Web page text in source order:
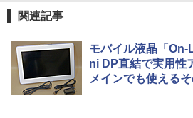
関連記事
モバイル液晶「
ni DP直結で実用性
メインでも使える